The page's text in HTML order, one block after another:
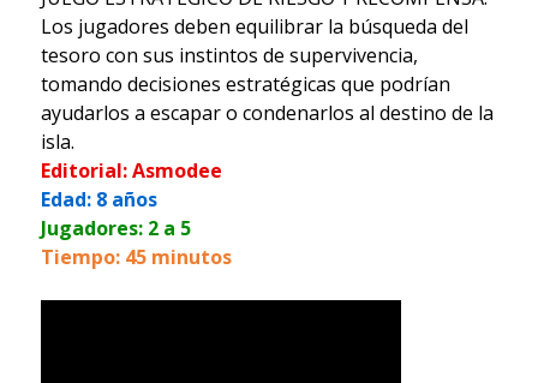
Los jugadores deben equilibrar la búsqueda del
tesoro con sus instintos de supervivencia,
tomando decisiones estratégicas que podrían
ayudarlos a escapar o condenarlos al destino de la
isla.
Editorial: Asmodee
Edad: 8 años
Jugadores: 2 a 5
Tiempo: 45 minutos